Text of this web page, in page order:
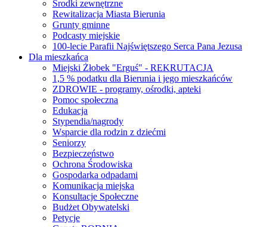
Środki zewnętrzne
Rewitalizacja Miasta Bierunia
Grunty gminne
Podcasty miejskie
100-lecie Parafii Najświętszego Serca Pana Jezusa
Dla mieszkańca
Miejski Żłobek "Erguś" - REKRUTACJA
1,5 % podatku dla Bierunia i jego mieszkańców
ZDROWIE - programy, ośrodki, apteki
Pomoc społeczna
Edukacja
Stypendia/nagrody
Wsparcie dla rodzin z dziećmi
Seniorzy
Bezpieczeństwo
Ochrona Środowiska
Gospodarka odpadami
Komunikacja miejska
Konsultacje Społeczne
Budżet Obywatelski
Petycje